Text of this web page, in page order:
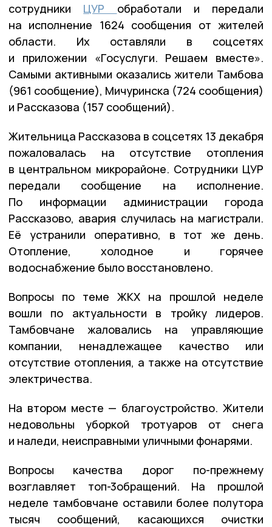
сотрудники ЦУР обработали и передали
на исполнение 1624 сообщения от жителей
области. Их оставляли в соцсетях
и приложении «Госуслуги. Решаем вместе».
Самыми активными оказались жители Тамбова
(961 сообщение), Мичуринска (724 сообщения)
и Рассказова (157 сообщений).
Жительница Рассказова в соцсетях 13 декабря
пожаловалась на отсутствие отопления
в центральном микрорайоне. Сотрудники ЦУР
передали сообщение на исполнение.
По информации администрации города
Рассказово, авария случилась на магистрали.
Её устранили оперативно, в тот же день.
Отопление, холодное и горячее
водоснабжение было восстановлено.
Вопросы по теме ЖКХ на прошлой неделе
вошли по актуальности в тройку лидеров.
Тамбовчане жаловались на управляющие
компании, ненадлежащее качество или
отсутствие отопления, а также на отсутствие
электричества.
На втором месте — благоустройство. Жители
недовольны уборкой тротуаров от снега
и наледи, неисправными уличными фонарями.
Вопросы качества дорог по-прежнему
возглавляет топ-3обращений. На прошлой
неделе тамбовчане оставили более полутора
тысяч сообщений, касающихся очистки